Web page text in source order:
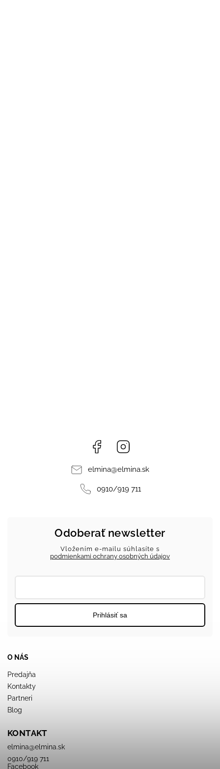
Facebook
elmina@elmina.sk
0910/919 711
O NÁS
Predajňa
Kontakty
Partneri
Blog
KONTAKT
elmina@elmina.sk
0910/919 711
Facebook
Odoberať newsletter
Vložením e-mailu súhlasíte s
podmienkami ochrany osobných údajov
Prihlásiť sa